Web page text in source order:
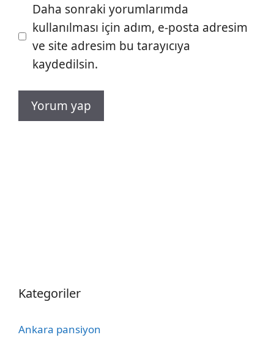
Daha sonraki yorumlarımda
kullanılması için adım, e-posta adresim
ve site adresim bu tarayıcıya
kaydedilsin.
Kategoriler
Ankara pansiyon